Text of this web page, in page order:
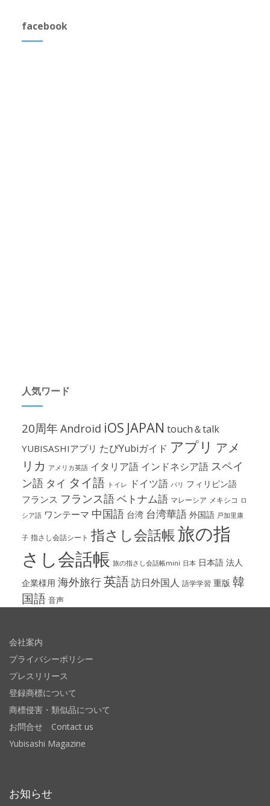
facebook
人気ワード
20周年Android iOS JAPAN touch＆talk
YUBISASHIアプリ たびYubiガイド アプリ アメ
リカ アメリカ英語 イタリア語 インドネシア語 スペイ
ン語 タイ タイ語 トイレ ドイツ語 パリ フィリピン語
フランス フランス語ベトナム語 マレーシア メキシコ ロ
シア語 ワンテーマ 中国語 台湾 台湾華語 外国語 戸加里康
子 指さし会話シート 指さし会話帳旅の指
さし会話帳 旅の指さし会話帳mini 日本 日本語 法人
企業様用 海外旅行英語訪日外国人 語学学習 重版 韓
国語 音声
会社案内
プライバシーポリシー
プレスリリース
登録商標について
商標侵害・類似品について
お問合せ Contact us
Yubisashi Magazine
お知らせ